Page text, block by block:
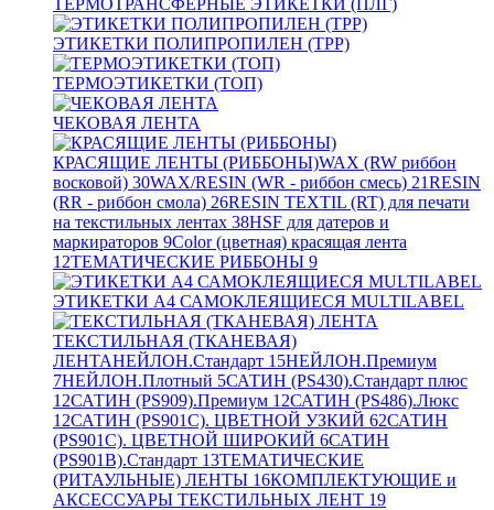
ТЕРМОТРАНСФЕРНЫЕ ЭТИКЕТКИ (ПЛГ)
ЭТИКЕТКИ ПОЛИПРОПИЛЕН (TPP)
ТЕРМОЭТИКЕТКИ (ТОП)
ЧЕКОВАЯ ЛЕНТА
КРАСЯЩИЕ ЛЕНТЫ (РИББОНЫ)WAX (RW риббон
восковой) 30WAX/RESIN (WR - риббон смесь) 21RESIN
(RR - риббон смола) 26RESIN TEXTIL (RT) для печати
на текстильных лентах 38HSF для датеров и
маркираторов 9Color (цветная) красящая лента
12ТЕМАТИЧЕСКИЕ РИББОНЫ 9
ЭТИКЕТКИ А4 САМОКЛЕЯЩИЕСЯ MULTILABEL
ТЕКСТИЛЬНАЯ (ТКАНЕВАЯ)
ЛЕНТАНЕЙЛОН.Стандарт 15НЕЙЛОН.Премиум
7НЕЙЛОН.Плотный 5САТИН (PS430).Стандарт плюс
12САТИН (PS909).Премиум 12САТИН (PS486).Люкс
12САТИН (PS901C). ЦВЕТНОЙ УЗКИЙ 62САТИН
(PS901C). ЦВЕТНОЙ ШИРОКИЙ 6САТИН
(PS901B).Стандарт 13ТЕМАТИЧЕСКИЕ
(РИТАУЛЬНЫЕ) ЛЕНТЫ 16КОМПЛЕКТУЮЩИЕ и
АКСЕССУАРЫ ТЕКСТИЛЬНЫХ ЛЕНТ 19